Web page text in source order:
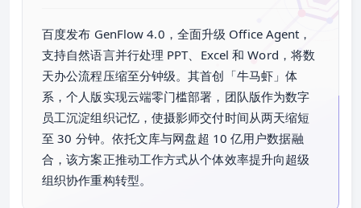
百度发布 GenFlow 4.0，全面升级 Office Agent，
支持自然语言并行处理 PPT、Excel 和 Word，将数
天办公流程压缩至分钟级。其首创「牛马虾」体
系，个人版实现云端零门槛部署，团队版作为数字
员工沉淀组织记忆，使摄影师交付时间从两天缩短
至 30 分钟。依托文库与网盘超 10 亿用户数据融
合，该方案正推动工作方式从个体效率提升向超级
组织协作重构转型。